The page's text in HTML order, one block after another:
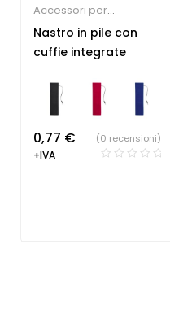
Accessori per
Smartphone,Gadget
economici
Nastro in pile con
cuffie integrate
0,77 €
+IVA
(0 recensioni)